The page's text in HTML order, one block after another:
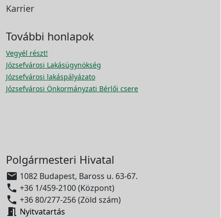
Karrier
További honlapok
Vegyél részt!
Józsefvárosi Lakásügynökség
Józsefvárosi lakáspályázato
Józsefvárosi Önkormányzati Bérlői csere
Polgármesteri Hivatal
 1082 Budapest, Baross u. 63-67.
 +36 1/459-2100 (Központ)
 +36 80/277-256 (Zöld szám)
 Nyitvatartás